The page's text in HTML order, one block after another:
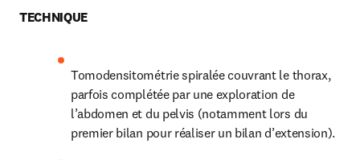
TECHNIQUE
Tomodensitométrie spiralée couvrant le thorax,
parfois complétée par une exploration de
l’abdomen et du pelvis (notamment lors du
premier bilan pour réaliser un bilan d’extension).